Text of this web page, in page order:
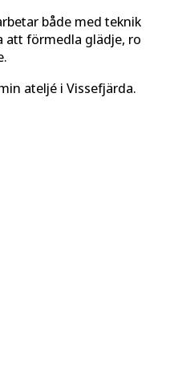
både med teknik
att förmedla glädje, ro
ateljé i Vissefjärda.